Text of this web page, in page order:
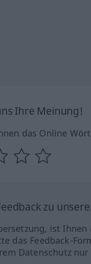
Ihre Meinung!
das Online
zu
ist
das Feedback-
Datenschutz